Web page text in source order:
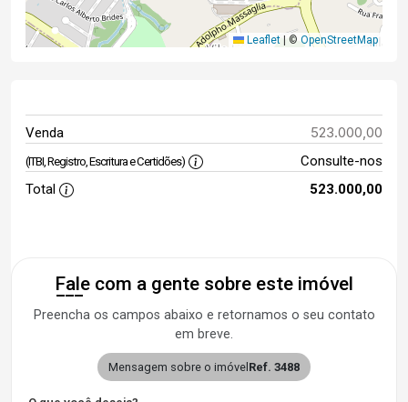
Leaflet © OpenStreetMap
Venda 523.000,00
(ITBI, Registro, Escritura e Certidões)
Consulte-nos
Total
523.000,00
Fale com a gente sobre este imóvel
Preencha os campos abaixo e retornamos o seu contato
em breve.
Mensagem sobre o imóvel Ref. 3488